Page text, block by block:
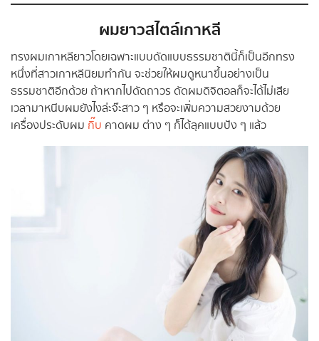
ผมยาวสไตล์เกาหลี
ทรงผมเกาหลียาวโดยเฉพาะแบบดัดแบบธรรมชาตินี้ก็เป็นอีกทรง
หนึ่งที่สาวเกาหลีนิยมทำกัน จะช่วยให้ผมดูหนาขึ้นอย่างเป็น
ธรรมชาติอีกด้วย ถ้าหากไปดัดถาวร ดัดผมดิจิตอลก็จะได้ไม่เสีย
เวลามาหนีบผมยังไงล่ะจ๊ะสาว ๆ หรือจะเพิ่มความสวยงามด้วย
เครื่องประดับผม กิ๊บ คาดผม ต่าง ๆ ก็ได้ลุคแบบปัง ๆ แล้ว